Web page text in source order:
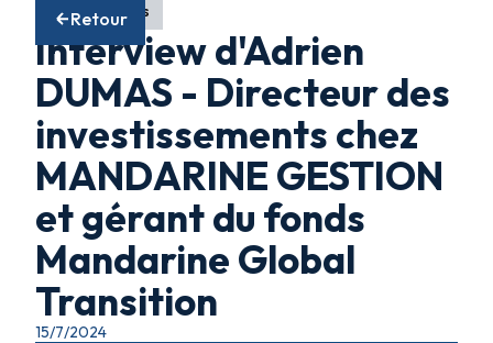
Retour
Fonds actions
Interview d'Adrien
DUMAS - Directeur des
investissements chez
MANDARINE GESTION
et gérant du fonds
Mandarine Global
Transition
15/7/2024